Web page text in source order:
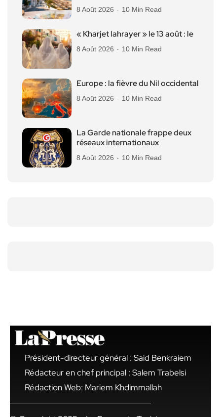
8 Août 2026 10 Min Read
« Kharjet lahrayer » le 13 août : le
8 Août 2026 10 Min Read
Europe : la fièvre du Nil occidental
8 Août 2026 10 Min Read
La Garde nationale frappe deux
réseaux internationaux
8 Août 2026 10 Min Read
Président-directeur général : Said Benkraiem
Rédacteur en chef principal : Salem Trabelsi
Rédaction Web: Mariem Khdimmallah